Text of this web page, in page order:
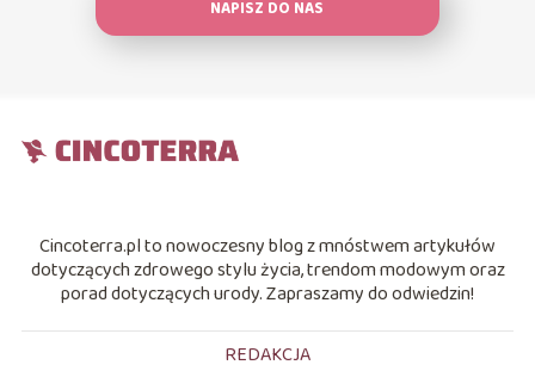
NAPISZ DO NAS
Cincoterra.pl to nowoczesny blog z mnóstwem artykułów
dotyczących zdrowego stylu życia, trendom modowym oraz
porad dotyczących urody. Zapraszamy do odwiedzin!
REDAKCJA